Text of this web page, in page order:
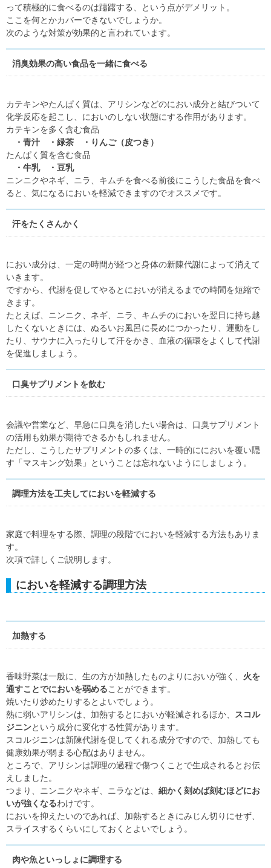
って積極的に食べるのは躊躇する、という点がデメリット。
ここを何とかカバーできないでしょうか。
次のような対策が効果的と言われています。
消臭効果の高い食品を一緒に食べる
カテキンやたんぱく質は、アリシンなどのにおい成分と結びついて
化学反応を起こし、においのしない状態にする作用があります。
カテキンを多く含む食品
・青汁 ・緑茶 ・りんご（皮つき）
たんぱく質を含む食品
・牛乳 ・豆乳
ニンニクやネギ、ニラ、キムチを食べる前後にこうした食品を食べ
ると、気になるにおいを軽減できますのでオススメです。
汗をたくさんかく
におい成分は、一定の時間が経つと身体の新陳代謝によって消えて
いきます。
ですから、代謝を促してやるとにおいが消えるまでの時間を短縮で
きます。
たとえば、ニンニク、ネギ、ニラ、キムチのにおいを翌日に持ち越
したくないときには、ぬるいお風呂に長めにつかったり、運動をし
たり、サウナに入ったりして汗をかき、血液の循環をよくして代謝
を促進しましょう。
口臭サプリメントを飲む
会議や営業など、早急に口臭を消したい場合は、口臭サプリメント
の活用も効果が期待できるかもしれません。
ただし、こうしたサプリメントの多くは、一時的ににおいを覆い隠
す「マスキング効果」ということは忘れないようにしましょう。
調理方法を工夫してにおいを軽減する
家庭で料理をする際、調理の段階でにおいを軽減する方法もありま
す。
次項で詳しくご説明します。
においを軽減する調理方法
加熱する
香味野菜は一般に、生の方が加熱したものよりにおいが強く、 火を
通すことでにおいを弱めることができます。
焼いたり炒めたりするとよいでしょう。
熱に弱いアリシンは、加熱するとにおいが軽減されるほか、
スコル
ジニンという成分に変化する性質があります。
スコルジニンは新陳代謝を促してくれる成分ですので、加熱しても
健康効果が弱まる心配はありません。
ところで、アリシンは調理の過程で傷つくことで生成されるとお伝
えしました。
つまり、ニンニクやネギ、ニラなどは、 細かく刻めば刻むほどにお
いが強くなるわけです。
においを抑えたいのであれば、加熱するときにみじん切りにせず、
スライスするくらいにしておくとよいでしょう。
肉や魚といっしょに調理する